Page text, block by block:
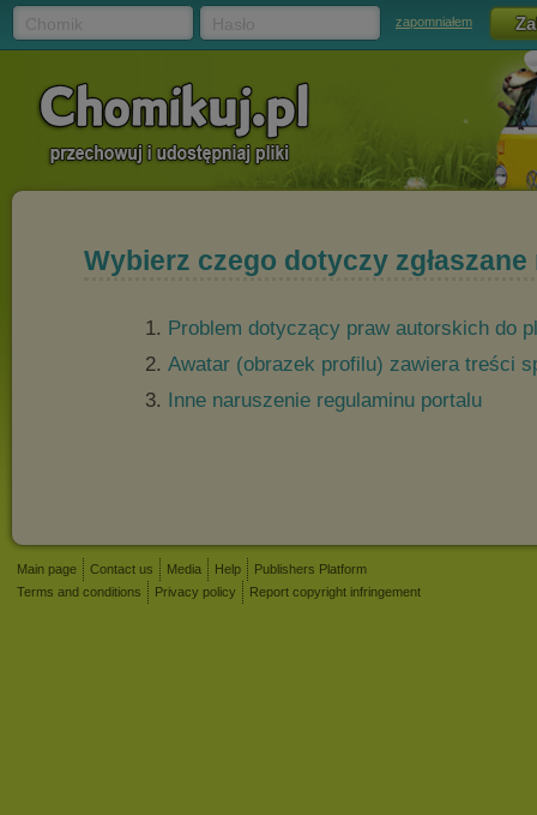
zapomniałem
Wybierz czego dotyczy
Problem dotyczący praw autorskich do
Awatar (obrazek profilu) zawiera treści
Inne naruszenie regulaminu portalu
Main page Contact us Media Help
Publishers Platform
Terms and conditions
Privacy policy Report copyright infringement